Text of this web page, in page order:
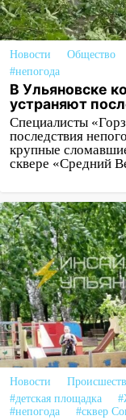
Новости
Общество
#непогода
В Ульяновске
устраняют
Специалисты
последствия
крупные
сквере «Средний
Новости
#детская площадка
#непогода
#сквер